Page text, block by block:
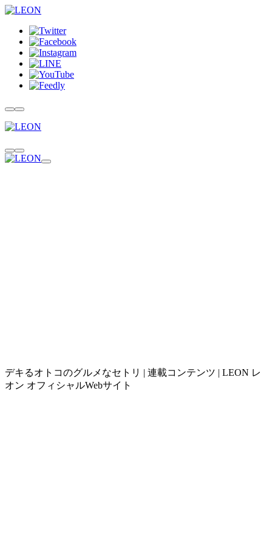
デキるオトコのグルメなセトリ | 連載コンテンツ | LEON レ
オン オフィシャルWebサイト